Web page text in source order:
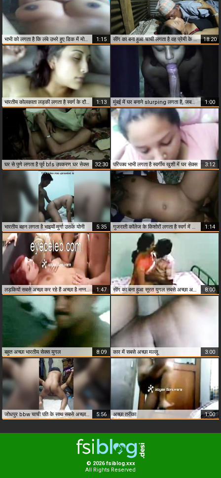
भाभी को लगता है कि लंबे उभरे हुए डिक में मोटी चूत है 1:15 सींग का बना हुआ चाची लगता है वह प्रेमी के साथ बॉलीवुड में सेक्स 18:20
भारतीय कोलकाता लड़की लगता है स्वर्ग के दौरान कट्टर सेक्स 1:13 मुंबई में घर बनाने slurping लगता है, जबकि एक Blowjob दे 1:00
घर से पुणे लगता है पूर्व bfs उपकरण घर सेक्स 32:30 परिपक्व भाभी लगता है स्वर्गीय खुशी में घर सेक्स 3:12
भारतीय बहन लगता है भाइयों मुर्गा उसके योनी 5:35 गुजराती कॉलेज के किशोरों लगता है स्वर्ग में संभोग 1:14
लड़कियों सबसे अच्छा कर रहे हैं अच्छा है नग्न कमबख्त 1:47 8:00
बहुत अच्छा भारतीय सेक्स युगल 8:09 कार में सबसे अच्छा मल्लू 3:00
जोधपुर bbw चाची पति के साथ सबसे अच्छा दोस्त के साथ fucks 5:56 अच्छा तरीका 1:00
© 2026 fsiblog.xxx
All Rights Reserved